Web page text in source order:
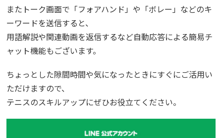
またトーク画面で「フォアハンド」や「ボレー」などのキ
ーワードを送信すると、
用語解説や関連動画を返信するなど自動応答による簡易チ
ャット機能もございます。
ちょっとした隙間時間や気になったときにすぐにご活用い
ただけますので、
テニスのスキルアップにぜひお役立てください。